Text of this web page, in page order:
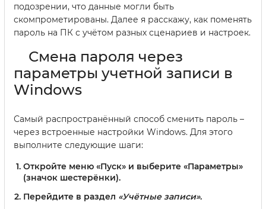
подозрении, что данные могли быть
скомпрометированы. Далее я расскажу, как поменять
пароль на ПК с учётом разных сценариев и настроек.
Смена пароля через
параметры учетной записи в
Windows
Самый распространённый способ сменить пароль –
через встроенные настройки Windows. Для этого
выполните следующие шаги:
Откройте меню «Пуск» и выберите «Параметры»
(значок шестерёнки).
Перейдите в раздел «Учётные записи».